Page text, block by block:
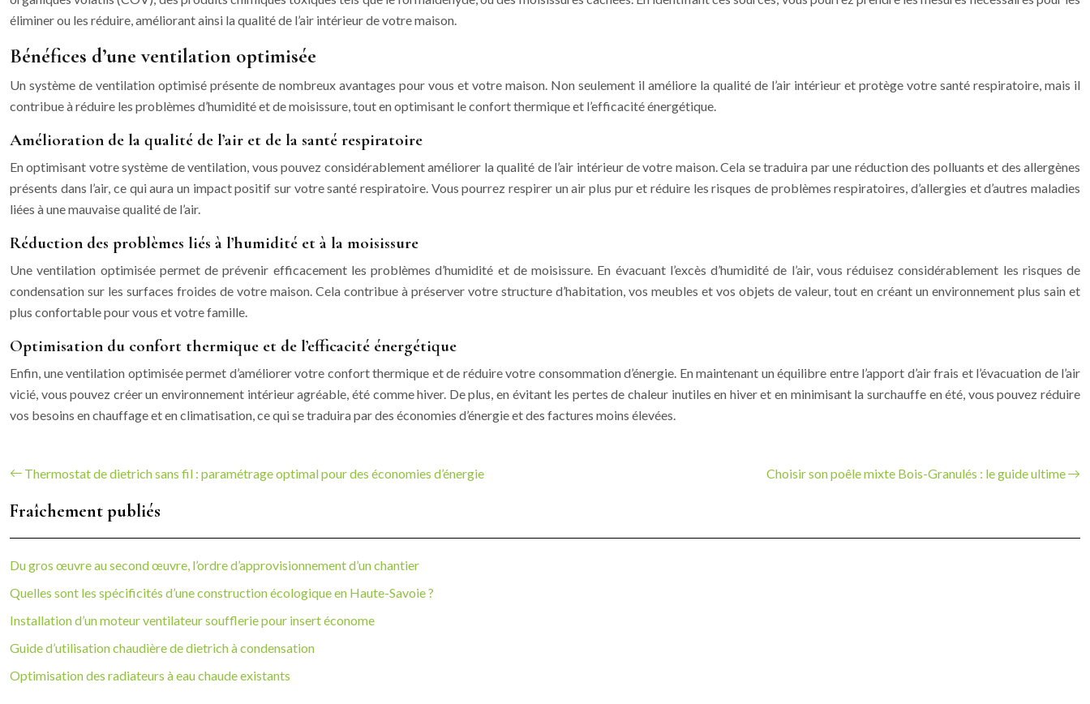
éliminer ou les réduire, améliorant ainsi la qualité de l’air intérieur de votre maison.
Bénéfices d’une ventilation optimisée
Un système de ventilation optimisé présente de nombreux avantages pour vous et votre maison. Non seulement il améliore la qualité de l’air intérieur et protège votre santé respiratoire, mais il
contribue à réduire les problèmes d’humidité et de moisissure, tout en optimisant le confort thermique et l’efficacité énergétique.
Amélioration de la qualité de l’air et de la santé respiratoire
En optimisant votre système de ventilation, vous pouvez considérablement améliorer la qualité de l’air intérieur de votre maison. Cela se traduira par une réduction des polluants et des allergènes
présents dans l’air, ce qui aura un impact positif sur votre santé respiratoire. Vous pourrez respirer un air plus pur et réduire les risques de problèmes respiratoires, d’allergies et d’autres maladies
liées à une mauvaise qualité de l’air.
Réduction des problèmes liés à l’humidité et à la moisissure
Une ventilation optimisée permet de prévenir efficacement les problèmes d’humidité et de moisissure. En évacuant l’excès d’humidité de l’air, vous réduisez considérablement les risques de
condensation sur les surfaces froides de votre maison. Cela contribue à préserver votre structure d’habitation, vos meubles et vos objets de valeur, tout en créant un environnement plus sain et
plus confortable pour vous et votre famille.
Optimisation du confort thermique et de l’efficacité énergétique
Enfin, une ventilation optimisée permet d’améliorer votre confort thermique et de réduire votre consommation d’énergie. En maintenant un équilibre entre l’apport d’air frais et l’évacuation de l’air
vicié, vous pouvez créer un environnement intérieur agréable, été comme hiver. De plus, en évitant les pertes de chaleur inutiles en hiver et en minimisant la surchauffe en été, vous pouvez réduire
vos besoins en chauffage et en climatisation, ce qui se traduira par des économies d’énergie et des factures moins élevées.
Thermostat de dietrich sans fil : paramétrage optimal pour des économies d’énergie Choisir son poêle mixte Bois-Granulés : le guide ultime
Fraîchement publiés
Du gros œuvre au second œuvre, l’ordre d’approvisionnement d’un chantier
Quelles sont les spécificités d’une construction écologique en Haute-Savoie ?
Installation d’un moteur ventilateur soufflerie pour insert économe
Guide d’utilisation chaudière de dietrich à condensation
Optimisation des radiateurs à eau chaude existants